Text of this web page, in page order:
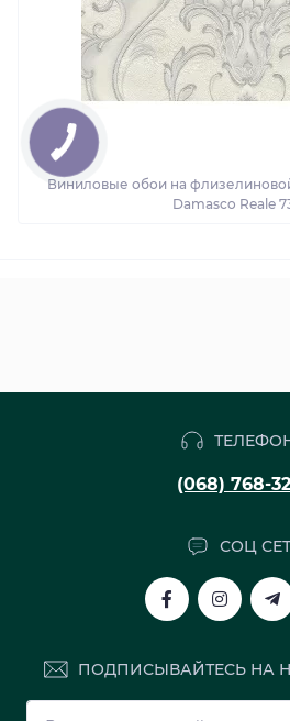
Виниловые обои на
Damasco Reale
(068) 768-
СОЦ
ПОДПИСЫВАЙТЕСЬ НА